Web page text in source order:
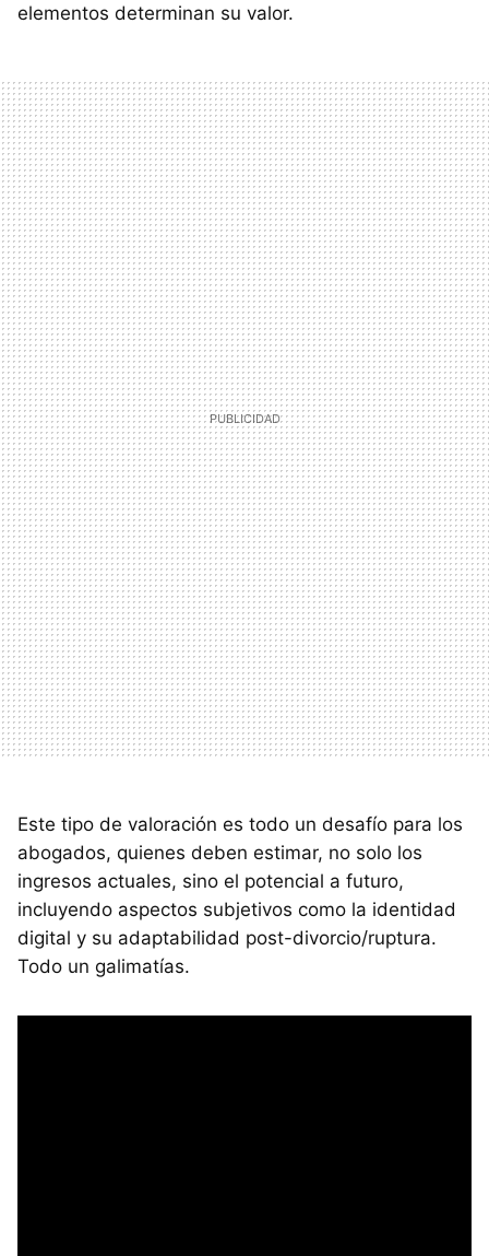
elementos determinan su valor.
Este tipo de valoración es todo un desafío para los
abogados, quienes deben estimar, no solo los
ingresos actuales, sino el potencial a futuro,
incluyendo aspectos subjetivos como la identidad
digital y su adaptabilidad post-divorcio/ruptura.
Todo un galimatías.